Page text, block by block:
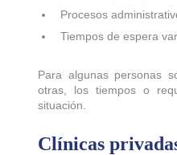
Procesos
Tiempos de espera
Para algunas personas
otras, los tiempos o
situación.
Clínicas